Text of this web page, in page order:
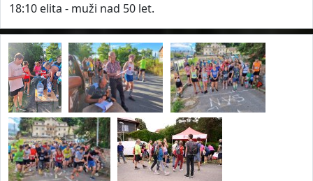
18:10 elita - muži nad 50 let.